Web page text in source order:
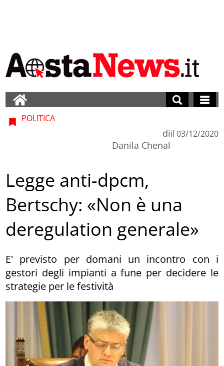
POLITICA
di
Danila Chenal
il 03/12/2020
Legge anti-dpcm,
Bertschy: «Non è una
deregulation generale»
E' previsto per domani un incontro con i
gestori degli impianti a fune per decidere le
strategie per le festività